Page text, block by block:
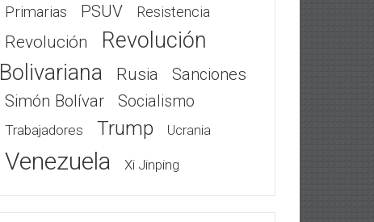
Primarias PSUV Resistencia
Revolución
Revolución
Bolivariana
Rusia
Sanciones
Simón Bolívar
Socialismo
Trabajadores Trump Ucrania
Venezuela Xi Jinping